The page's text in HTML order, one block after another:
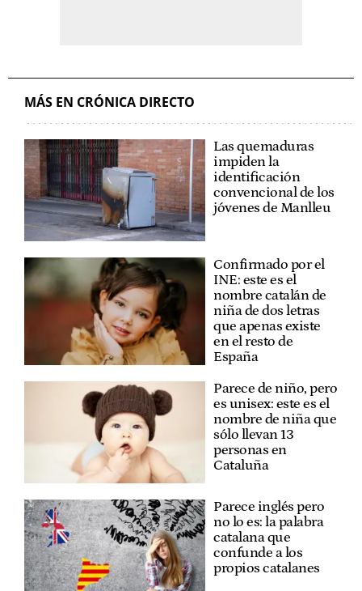
MÁS EN CRÓNICA DIRECTO
Las quemaduras
impiden la
identificación
convencional de los
jóvenes de Manlleu
Confirmado por el
INE: este es el
nombre catalán de
niña de dos letras
que apenas existe
en el resto de
España
Parece de niño, pero
es unisex: este es el
nombre de niña que
sólo llevan 13
personas en
Cataluña
Parece inglés pero
no lo es: la palabra
catalana que
confunde a los
propios catalanes